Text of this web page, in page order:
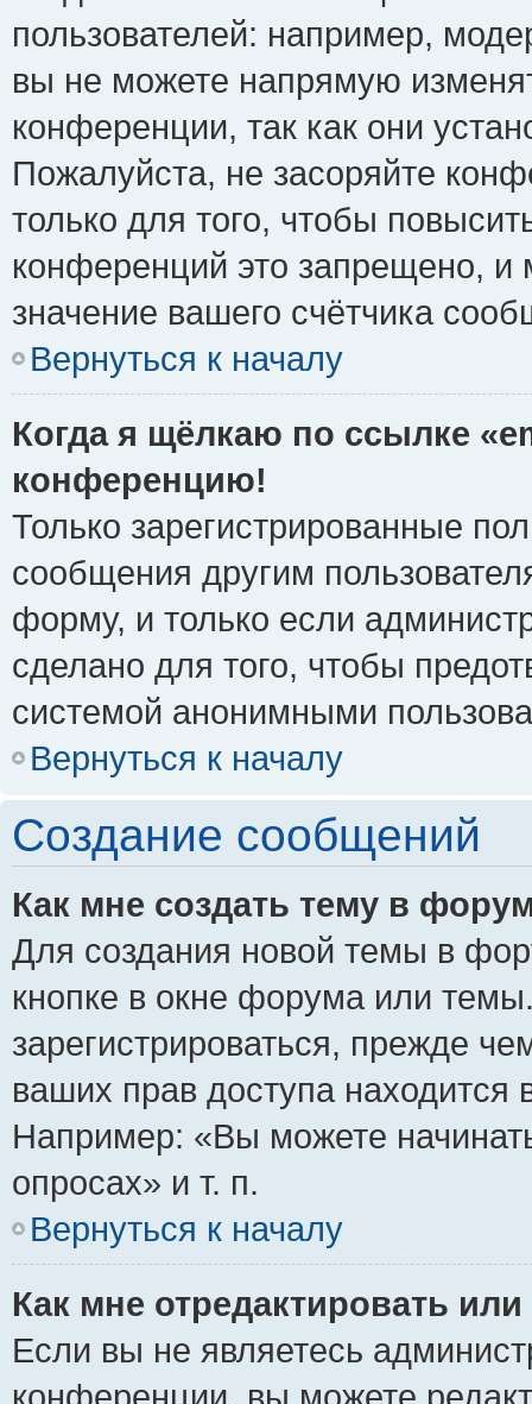
пользователей: например,
вы не можете напрямую
конференции, так как они
Пожалуйста, не засоряйте
только для того, чтобы
конференций это запрещено, и
значение вашего счётчика
Вернуться к началу
Когда я щёлкаю по ссылке
конференцию!
Только зарегистрированные
сообщения другим
форму, и только если
сделано для того, чтобы
системой анонимными
Вернуться к началу
Создание сообщений
Как мне создать тему в
Для создания новой темы в
кнопке в окне форума или
зарегистрироваться, прежде
ваших прав доступа
Например: «Вы можете
опросах» и т. п.
Вернуться к началу
Как мне отредактировать
Если вы не являетесь
конференции, вы можете